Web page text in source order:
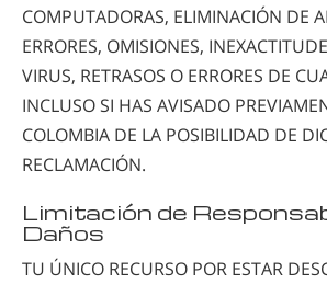
COMPUTADORAS, ELIMINACIÓN DE
ERRORES, OMISIONES,
VIRUS, RETRASOS O ERRORES DE
INCLUSO SI HAS AVISADO
COLOMBIA DE LA POSIBILIDAD DE
RECLAMACIÓN.
Limitación de
Daños
TU ÚNICO RECURSO POR ESTAR